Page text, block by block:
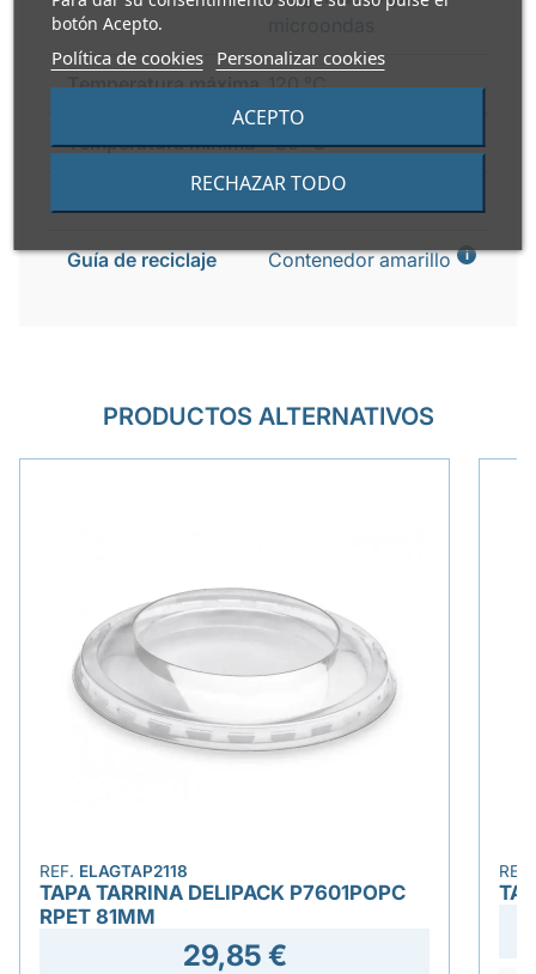
botón Acepto.
Política de cookies Personalizar cookies
RECHAZAR TODO
ACEPTO
Temperatura máxima 120 °C
Temperatura mínima -20 °C
Guía de reciclaje Contenedor amarillo i
PRODUCTOS ALTERNATIVOS
REF. ELAGTAP2118
TAPA TARRINA DELIPACK P7601POPC
RPET 81MM
29,85 €